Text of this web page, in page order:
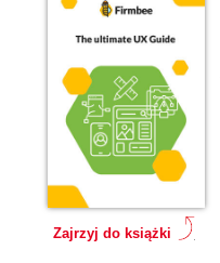
Zajrzyj do książki